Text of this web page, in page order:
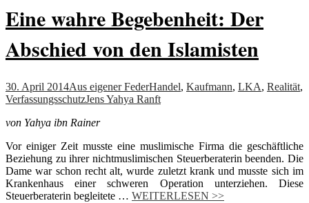
Eine wahre Begebenheit: Der
Abschied von den Islamisten
30. April 2014Aus eigener FederHandel, Kaufmann, LKA, Realität,
VerfassungsschutzJens Yahya Ranft
von Yahya ibn Rainer
Vor einiger Zeit musste eine muslimische Firma die geschäftliche
Beziehung zu ihrer nichtmuslimischen Steuerberaterin beenden. Die
Dame war schon recht alt, wurde zuletzt krank und musste sich im
Krankenhaus einer schweren Operation unterziehen. Diese
Steuerberaterin begleitete … WEITERLESEN >>